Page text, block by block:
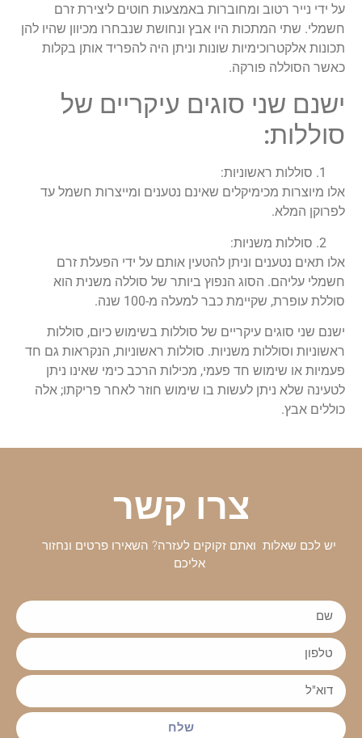
על ידי נייר רטוב ומחוברות באמצעות חוטים ליצירת זרם
חשמלי. שתי המתכות היו אבץ ונחושת שנבחרו מכיוון שהיו להן
תכונות אלקטרוכימיות שונות וניתן היה להפריד אותן בקלות
כאשר הסוללה פורקה.
ישנם שני סוגים עיקריים של
סוללות:
סוללות ראשוניות:
אלו מיוצרות מכימיקלים שאינם נטענים ומייצרות חשמל עד
לפרוקן המלא.
סוללות משניות:
אלו תאים נטענים וניתן להטעין אותם על ידי הפעלת זרם
חשמלי עליהם. הסוג הנפוץ ביותר של סוללה משנית הוא
סוללת עופרת, שקיימת כבר למעלה מ-100 שנה.
ישנם שני סוגים עיקריים של סוללות בשימוש כיום, סוללות
ראשוניות וסוללות משניות. סוללות ראשוניות, הנקראות גם חד
פעמיות או שימוש חד פעמי, מכילות הרכב כימי שאינו ניתן
לטעינה שלא ניתן לעשות בו שימוש חוזר לאחר פריקתו; אלה
כוללים אבץ.
צרו קשר
יש לכם שאלות ואתם זקוקים לעזרה? השאירו פרטים ונחזור
אליכם
שלח